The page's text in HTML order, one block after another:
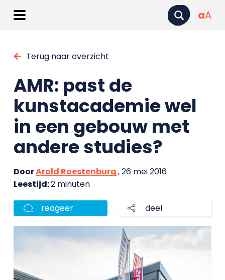
aA
Terug naar overzicht
AMR: past de
kunstacademie wel
in een gebouw met
andere studies?
DoorArold Roestenburg, 26 mei 2016
Leestijd:2 minuten
reageer deel